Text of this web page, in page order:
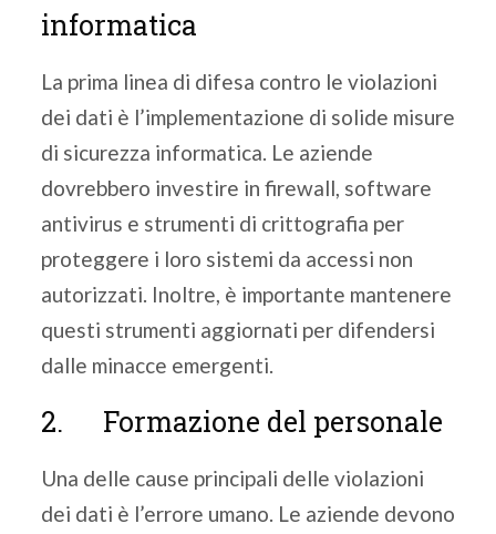
informatica
La prima linea di difesa contro le violazioni
dei dati è l’implementazione di solide misure
di sicurezza informatica. Le aziende
dovrebbero investire in firewall, software
antivirus e strumenti di crittografia per
proteggere i loro sistemi da accessi non
autorizzati. Inoltre, è importante mantenere
questi strumenti aggiornati per difendersi
dalle minacce emergenti.
2. Formazione del personale
Una delle cause principali delle violazioni
dei dati è l’errore umano. Le aziende devono